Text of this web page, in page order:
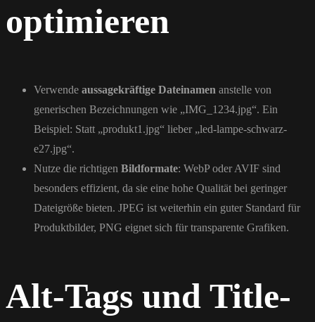
optimieren
Verwende aussagekräftige Dateinamen anstelle von
generischen Bezeichnungen wie „IMG_1234.jpg“. Ein
Beispiel: Statt „produkt1.jpg“ lieber „led-lampe-schwarz-
e27.jpg“.
Nutze die richtigen Bildformate: WebP oder AVIF sind
besonders effizient, da sie eine hohe Qualität bei geringer
Dateigröße bieten. JPEG ist weiterhin ein guter Standard für
Produktbilder, PNG eignet sich für transparente Grafiken.
Alt-Tags und Title-